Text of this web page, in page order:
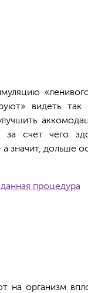
видеть
за счет чего
значит, дольше
процедура
на организм